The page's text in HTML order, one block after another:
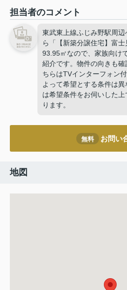
担当者のコメント
東武東上線ふじみ野駅周
ら「【新築分譲住宅】富
93.95㎡なので、家族向け
紹介です。物件の向きも
ちらはTVインターフォン
よって希望とする条件は
は希望条件をお伺いした
ります。
無料 お問い
地図